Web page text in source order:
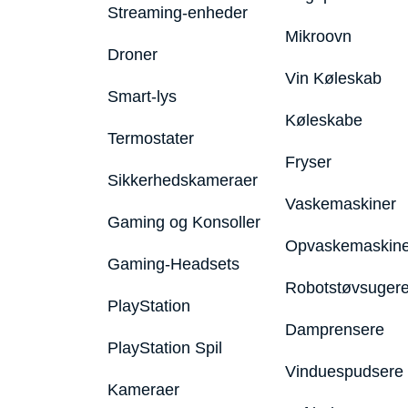
Streaming-enheder
Droner
Smart-lys
Termostater
Sikkerhedskameraer
Gaming og Konsoller
Gaming-Headsets
PlayStation
PlayStation Spil
Kameraer
Mikroovn
Vin Køleskab
Køleskabe
Fryser
Vaskemaskiner
Damprensere
Vinduespudsere